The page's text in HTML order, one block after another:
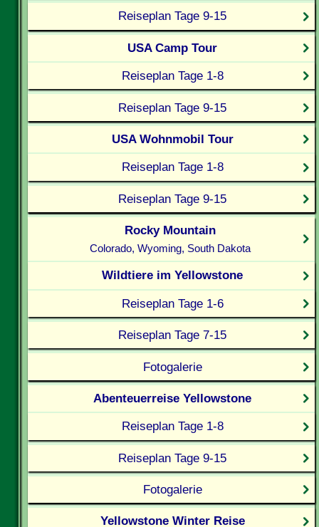
Reiseplan Tage 9-15
USA Camp Tour
Reiseplan Tage 1-8
Reiseplan Tage 9-15
USA Wohnmobil Tour
Reiseplan Tage 1-8
Reiseplan Tage 9-15
Rocky Mountain
Colorado, Wyoming, South Dakota
Wildtiere im Yellowstone
Reiseplan Tage 1-6
Reiseplan Tage 7-15
Fotogalerie
Abenteuerreise Yellowstone
Reiseplan Tage 1-8
Reiseplan Tage 9-15
Fotogalerie
Yellowstone Winter Reise